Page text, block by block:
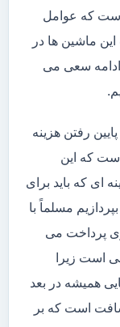
که عوامل
ماشین ها در
سعی می
رفتن هزینه
است که این
ای که باید برای
مسلماً با
پرداخت می
است زیرا
همیشه در بعد
است که بر